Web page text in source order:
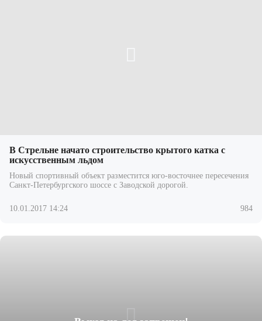
В Стрельне начато строительство крытого катка с
искусственным льдом
Новый спортивный объект разместится юго-восточнее пересечения
Санкт-Петербургского шоссе с Заводской дорогой.
10.01.2017 14:24 984